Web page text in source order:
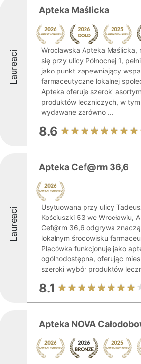
Laureaci
Apteka Maślicka
Wrocławska Apteka Maślicka,
się przy ulicy Północnej 1,
jako punkt zapewniający
farmaceutyczne lokalnej
Apteka oferuje szeroki
produktów leczniczych, w
wydawane zarówno ...
8.6
Laureaci
Apteka Cef@rm 36,6
Usytuowana przy ulicy
Kościuszki 53 we Wrocławiu,
Cef@rm 36,6 odgrywa
lokalnym środowisku
Placówka funkcjonuje jako
ogólnodostępna, oferując
szeroki wybór produktów
8.1
Apteka NOVA